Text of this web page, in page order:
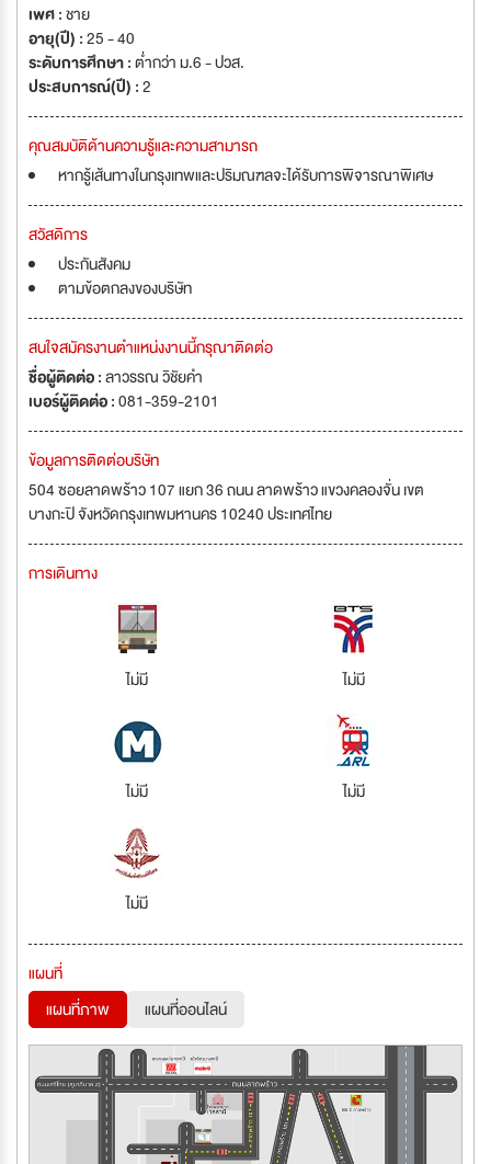
เพศ :ชาย
อายุ(ปี) :25 - 40
ระดับการศึกษา :ต่ำกว่า ม.6 - ปวส.
ประสบการณ์(ปี) :2
คุณสมบัติด้านความรู้และความสามารถ
หากรู้เส้นทางในกรุงเทพและปริมณฑลจะได้รับการพิจารณาพิเศษ
สวัสดิการ
ประกันสังคม
ตามข้อตกลงของบริษัท
สนใจสมัครงานตำแหน่งงานนี้กรุณาติดต่อ
ชื่อผู้ติดต่อ :ลาวรรณ วิชัยคำ
เบอร์ผู้ติดต่อ :081-359-2101
ข้อมูลการติดต่อบริษัท
504 ซอยลาดพร้าว 107 แยก 36 ถนน ลาดพร้าว แขวงคลองจั่น เขต
บางกะปิ จังหวัดกรุงเทพมหานคร 10240 ประเทศไทย
การเดินทาง
ไม่มี ไม่มี
ไม่มี ไม่มี
ไม่มี
แผนที่
แผนที่ภาพ
แผนที่ออนไลน์